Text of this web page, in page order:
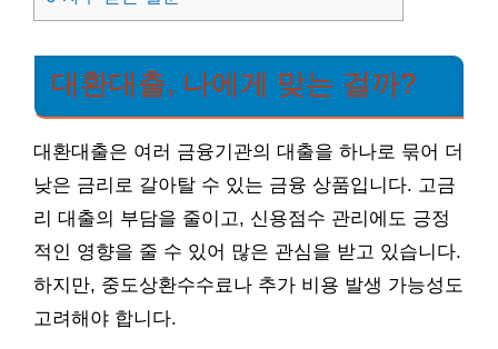
대환대출, 나에게 맞는 걸까?
대환대출은 여러 금융기관의 대출을 하나로 묶어 더
낮은 금리로 갈아탈 수 있는 금융 상품입니다. 고금
리 대출의 부담을 줄이고, 신용점수 관리에도 긍정
적인 영향을 줄 수 있어 많은 관심을 받고 있습니다.
하지만, 중도상환수수료나 추가 비용 발생 가능성도
고려해야 합니다.